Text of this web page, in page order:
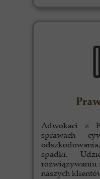
Adwokaci z
sprawach
spadki.
rozwiązywaniu
naszych